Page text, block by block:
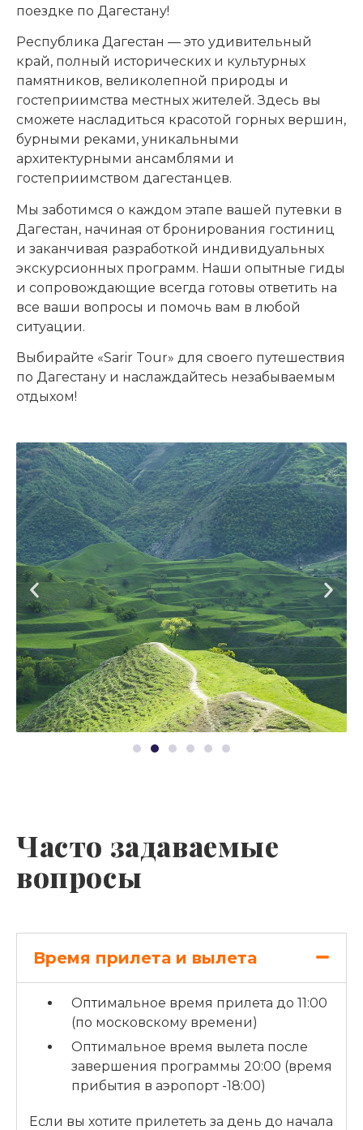
поездке по Дагестану!
Республика Дагестан — это удивительный
край, полный исторических и культурных
памятников, великолепной природы и
гостеприимства местных жителей. Здесь вы
сможете насладиться красотой горных вершин,
бурными реками, уникальными
архитектурными ансамблями и
гостеприимством дагестанцев.
Мы заботимся о каждом этапе вашей путевки в
Дагестан, начиная от бронирования гостиниц
и заканчивая разработкой индивидуальных
экскурсионных программ. Наши опытные гиды
и сопровождающие всегда готовы ответить на
все ваши вопросы и помочь вам в любой
ситуации.
Выбирайте «Sarir Tour» для своего путешествия
по Дагестану и наслаждайтесь незабываемым
отдыхом!
Часто задаваемые
вопросы
Время прилета и вылета
Оптимальное время прилета до 11:00
(по московскому времени)
Оптимальное время вылета после
завершения программы 20:00 (время
прибытия в аэропорт -18:00)
Если вы хотите прилететь за день до начала